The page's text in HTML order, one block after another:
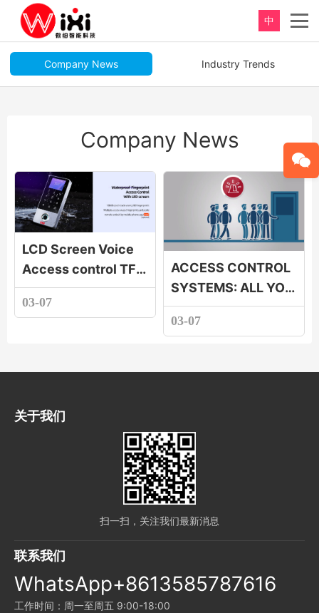
中
Company News Industry Trends
Company News
LCD Screen Voice
Access control TF1-
LCD TF1-LCD LCD
Screen Voice
03-07
ACCESS CONTROL
SYSTEMS: ALL YOU
NEED TO KNOW
03-07
关于我们
扫一扫，关注我们最新消息
联系我们
WhatsApp+8613585787616
工作时间：周一至周五 9:00-18:00